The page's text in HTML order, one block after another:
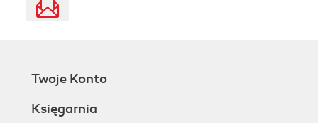
Twoje Konto
Księgarnia